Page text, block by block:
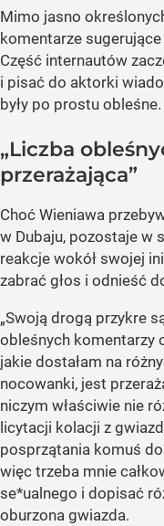
Mimo jasno
komentarze
Część internautów
i pisać do aktorki
były po prostu obleśne.
„Liczba
przerażająca”
Choć Wieniawa
w Dubaju, pozostaje w
reakcje wokół swojej
zabrać głos i odnieść
„Swoją drogą przykre
obleśnych komentarzy
jakie dostałam na
nocowanki, jest
niczym właściwie nie
licytacji kolacji z
posprzątania komuś
więc trzeba mnie
se*ualnego i dopisać
oburzona gwiazda.